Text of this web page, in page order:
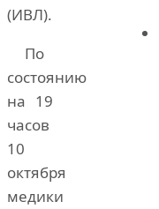
(ИВЛ).
По
состоянию
на 19
часов
10
октября
медики